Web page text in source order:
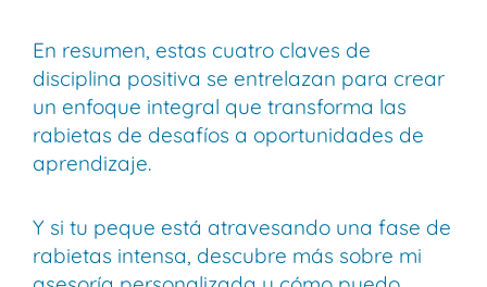
En resumen, estas cuatro claves de
disciplina positiva se entrelazan para crear
un enfoque integral que transforma las
rabietas de desafíos a oportunidades de
aprendizaje.
Y si tu peque está atravesando una fase de
rabietas intensa, descubre más sobre mi